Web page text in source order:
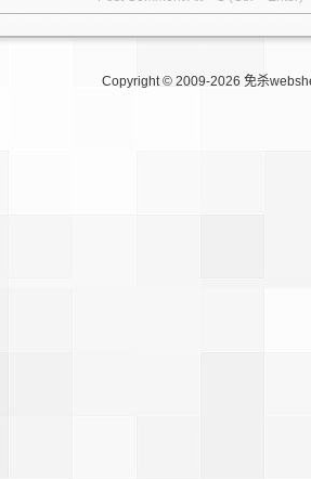
Copyright © 2009-2026 免杀